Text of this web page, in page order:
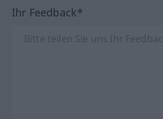
Ihr Feedback*